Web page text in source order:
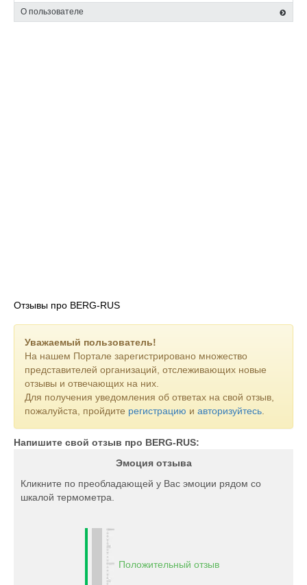
техническое обслуживание или устранить неисправности, а
склад оригинальных запчастей и расходных материалов
О пользователе
Отзывы про BERG-RUS
Уважаемый пользователь!
На нашем Портале зарегистрировано множество
представителей организаций, отслеживающих новые
отзывы и отвечающих на них.
Для получения уведомления об ответах на свой отзыв,
пожалуйста, пройдите регистрацию и авторизуйтесь
Напишите свой отзыв про BERG-RUS:
Эмоция отзыва
Кликните по преобладающей у Вас эмоции рядом со
шкалой термометра.
Положительный отзыв